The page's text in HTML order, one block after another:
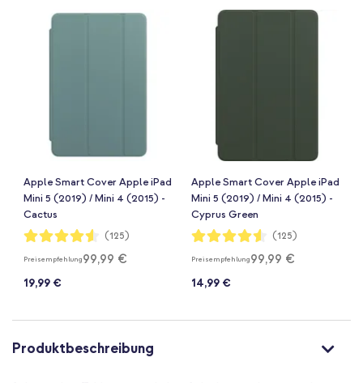
Apple Smart Cover Apple iPad
Mini 5 (2019) / Mini 4 (2015) -
Cactus
Bewertung:
91%
(125)
Preisempfehlung99,99 €
19,99 €
Apple Smart Cover Apple iPad
Mini 5 (2019) / Mini 4 (2015) -
Cyprus Green
Bewertung:
91%
(125)
Preisempfehlung99,99 €
14,99 €
Produktbeschreibung